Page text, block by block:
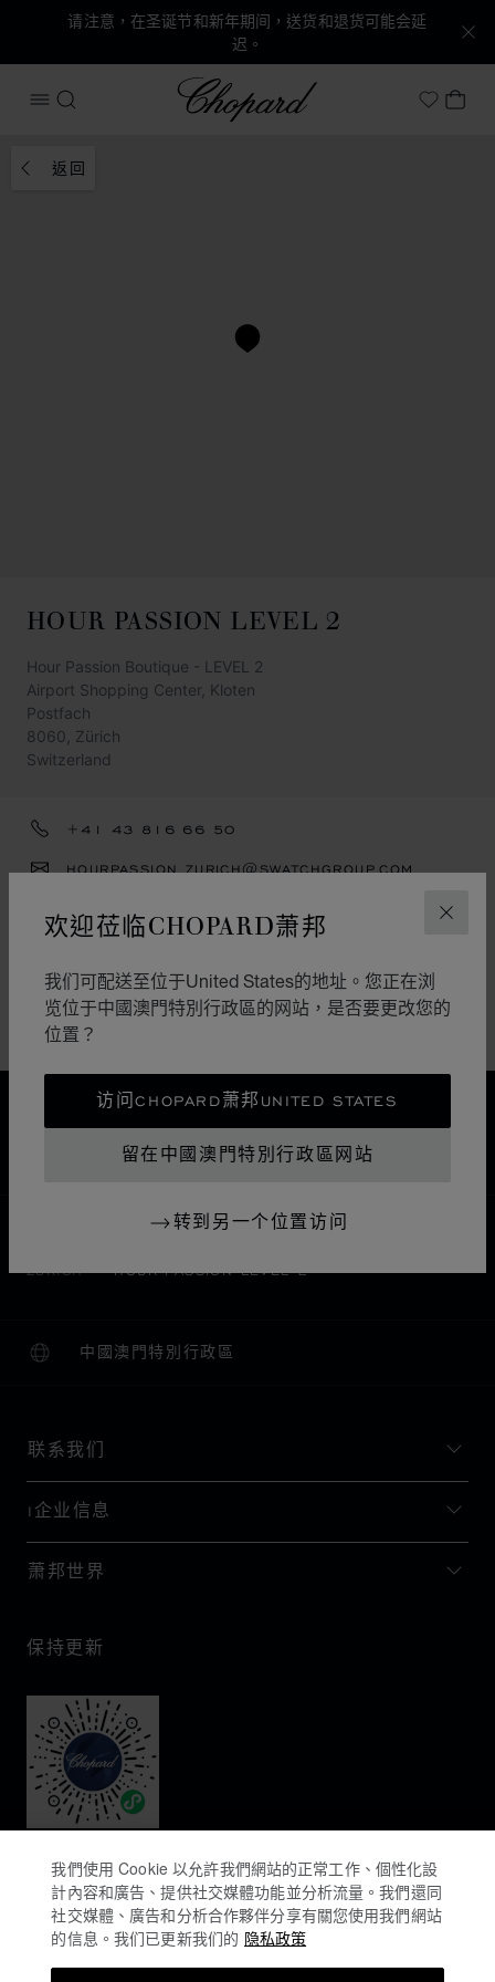
关闭
欢迎莅临CHOPARD萧邦
我们可配送至位于United States的地址。您正在浏
览位于中國澳門特別行政區的网站，是否要更改您的
位置？
访问CHOPARD萧邦UNITED STATES
留在中國澳門特別行政區网站
转到另一个位置访问
请注意，在圣诞节和新年期间，送货和退货可能会延
迟。
打开菜单
搜索
Chopard
My我
返回
HOUR PASSION LEVEL 2
Hour Passion Boutique - LEVEL 2
Airport Shopping Center, Kloten
Postfach
8060, Zürich
Switzerland
+41 43 816 66 50
HOURPASSION.ZURICH@SWATCHGROUP.COM
錶
珠寶
免运费
安全支付
退货和换货
查找精品店 所有店铺 欧洲
ZÜRICH HOUR PASSION LEVEL 2
中國澳門特別行政區
本地化（更改国家/地区）
更改国家/地区
联系我们
I企业信息
萧邦世界
保持更新
我們使用 Cookie 以允許我們網站的正常工作、個性化設
計內容和廣告、提供社交媒體功能並分析流量。我們還同
社交媒體、廣告和分析合作夥伴分享有關您使用我們網站
的信息。我们已更新我们的 隐私政策